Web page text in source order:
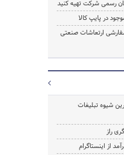
رسمی شرکت تهیه کنید
در پایپ کالا
ارتعاشات صنعتی
شیوه تبلیغات
راز
از اینستاگرام